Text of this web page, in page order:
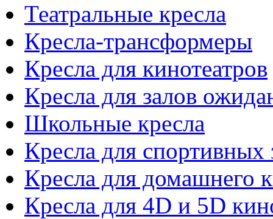
Театральные кресла
Кресла-трансформеры
Кресла для кинотеатров
Кресла для залов
Школьные кресла
Кресла для спортивных
Кресла для домашнего
Кресла для 4D и 5D